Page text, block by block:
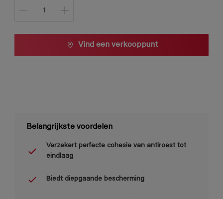
Vind een verkooppunt
Belangrijkste voordelen
Verzekert perfecte cohesie van antiroest tot
eindlaag
Biedt diepgaande bescherming